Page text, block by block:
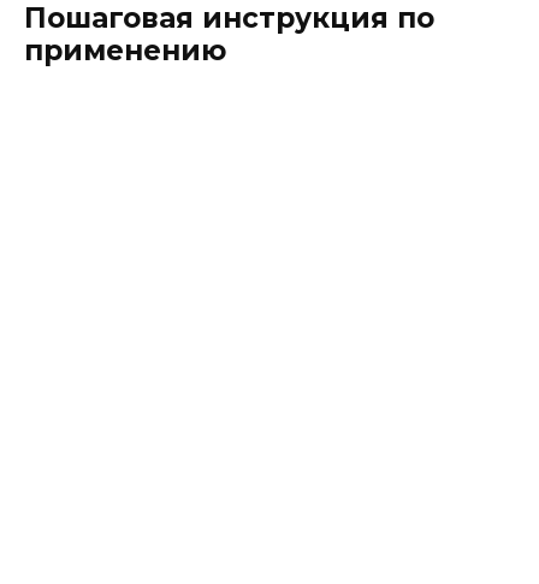
Пошаговая инструкция по
применению